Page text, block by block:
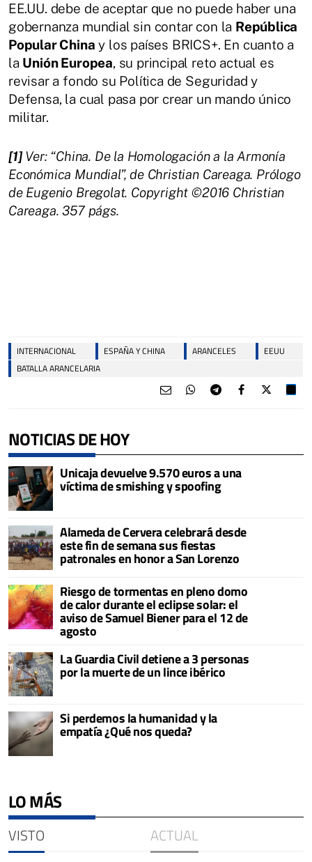
EE.UU. debe de aceptar que no puede haber una
gobernanza mundial sin contar con la República
Popular China y los países BRICS+. En cuanto a
la Unión Europea, su principal reto actual es
revisar a fondo su Política de Seguridad y
Defensa, la cual pasa por crear un mando único
militar.
[1]Ver: “China. De la Homologación a la Armonía
Económica Mundial”, de Christian Careaga. Prólogo
de Eugenio Bregolat. Copyright ©2016 Christian
Careaga. 357 págs.
INTERNACIONAL ESPAÑA Y CHINA ARANCELES
EEUU
BATALLA ARANCELARIA
NOTICIAS DE HOY
Unicaja devuelve 9.570 euros a una
víctima de smishing y spoofing
Alameda de Cervera celebrará desde
este fin de semana sus fiestas
patronales en honor a San Lorenzo
Riesgo de tormentas en pleno domo
de calor durante el eclipse solar: el
aviso de Samuel Biener para el 12 de
agosto
La Guardia Civil detiene a 3 personas
por la muerte de un lince ibérico
Si perdemos la humanidad y la
empatía ¿Qué nos queda?
LO MÁS
VISTO ACTUAL